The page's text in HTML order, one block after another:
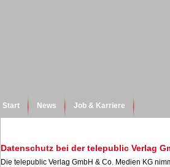
Start News Job & Karriere
Datenschutz bei der telepublic Verlag
Die telepublic Verlag GmbH & Co. Medien KG